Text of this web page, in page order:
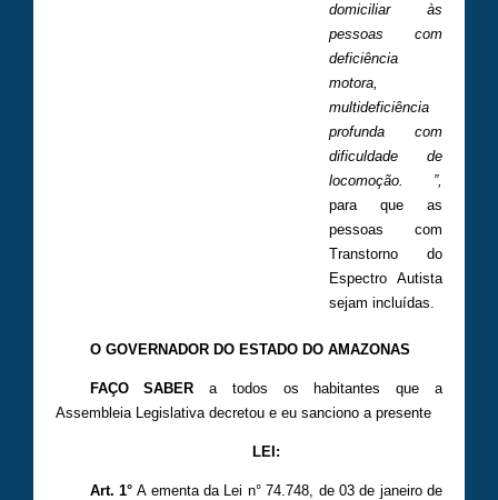
domiciliar às
pessoas com
deficiência
motora,
multideficiência
profunda com
dificuldade de
locomoção. ”,
para que as
pessoas com
Transtorno do
Espectro Autista
sejam incluídas.
O GOVERNADOR DO ESTADO DO AMAZONAS
FAÇO SABER a todos os habitantes que a
Assembleia Legislativa decretou e eu sanciono a presente
LEI:
Art. 1°A ementa da Lei n° 74.748, de 03 de janeiro de